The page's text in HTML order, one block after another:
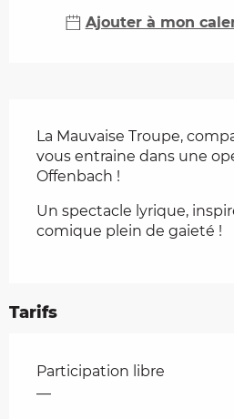
Ajouter à mon
La Mauvaise Troupe,
vous entraine dans une
Offenbach !
Un spectacle lyrique,
comique plein de gaieté !
Tarifs
Tarifs 2026
Participation libre
—